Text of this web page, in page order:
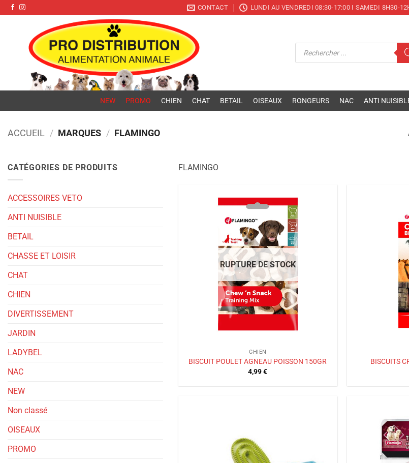
Pro Distribution
Passer
au
CONTACT LUNDI AU VENDREDI 08:30-17:00 I SAMEDI 8H30-
Recherche
NEW PROMO CHIEN CHAT BETAIL OISEAUX RONGEURS NAC ANTI
ACCUEIL / MARQUES / FLAMINGO
CATÉGORIES DE PRODUITS
ACCESSOIRES VETO
ANTI NUISIBLE
BETAIL
CHASSE ET LOISIR
CHAT
CHIEN
DIVERTISSEMENT
JARDIN
LADYBEL
NAC
NEW
Non classé
OISEAUX
PROMO
FLAMINGO
RUPTURE DE STOCK
CHIEN
BISCUIT POULET AGNEAU POISSON 150GR
4,99€
BISCUITS